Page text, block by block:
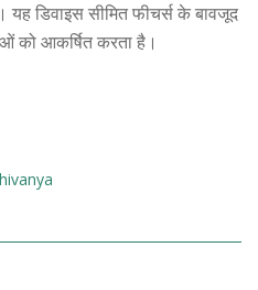
डिवाइस सीमित फीचर्स के बावजूद
को आकर्षित करता है।